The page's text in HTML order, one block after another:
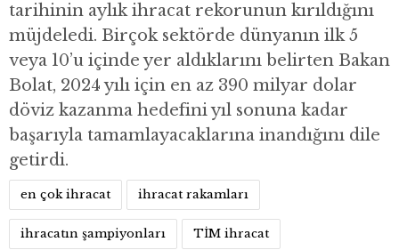
tarihinin aylık ihracat rekorunun kırıldığını
müjdeledi. Birçok sektörde dünyanın ilk 5
veya 10’u içinde yer aldıklarını belirten Bakan
Bolat, 2024 yılı için en az 390 milyar dolar
döviz kazanma hedefini yıl sonuna kadar
başarıyla tamamlayacaklarına inandığını dile
getirdi.
en çok ihracat ihracat rakamları
ihracatın şampiyonları TİM ihracat